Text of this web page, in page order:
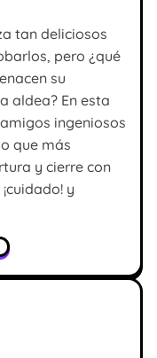
tan deliciosos
pero ¿qué
su
aldea? En esta
ingeniosos
que más
y cierre con
y